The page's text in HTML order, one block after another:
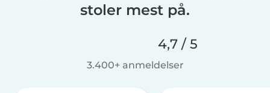
stoler mest på.
4,7 / 5
3.400+ anmeldelser